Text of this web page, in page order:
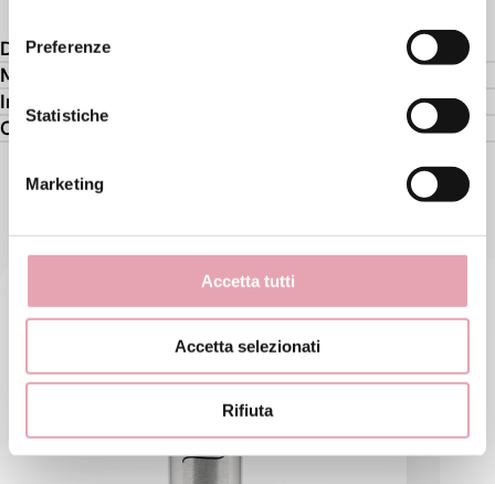
Preferenze
Statistiche
Marketing
Accetta tutti
Accetta selezionati
Rifiuta
Descrizione
Modo d'uso
Ingredienti attivi
Composizione